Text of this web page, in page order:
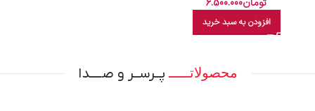
تومان6.500.000
افزودن به سبد خرید
محصولاتـــــپــرســر و صــــدا